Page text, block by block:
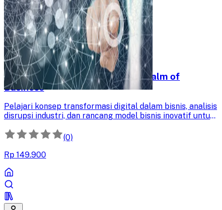
Digital Transformation in The Realm of
Business
Pelajari konsep transformasi digital dalam bisnis, analisis
disrupsi industri, dan rancang model bisnis inovatif untuk
saing perusahaan Anda.
(0)
Rp 149.900